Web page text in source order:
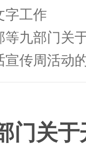
字工作
等九部门关
宣传周活动
门关